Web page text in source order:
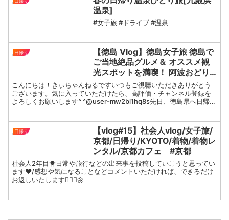
温泉]
#女子旅 #ドライブ #温泉
日帰り
【徳島 Vlog】徳島女子旅 徳島で
ご当地絶品グルメ＆ オススメ観
光スポットを満喫！ 阿波おどり/
道の駅くるくるなると/びんび家/
徳島ラーメン/大塚国際美術館/渦
の道
こんにちは！きぃちゃんねるですいつもご視聴いただきありがとう
ございます。気に入っていただけたら、高評価・チャンネル登録を
よろしくお願いします^ ^@user-mw2bl1hq8s先日、徳島県へ日帰り
日帰り
【vlog#15】社会人vlog/女子旅/
京都/日帰り/KYOTO/着物/着物レ
ンタル/京都カフェ #京都
社会人2年目🐥日常や旅行などの出来事を投稿していこうと思ってい
ます❤︎/感想や気になることなどコメントいただければ、できるだけ
お返しいたします🙇🏻‍♀️🌼